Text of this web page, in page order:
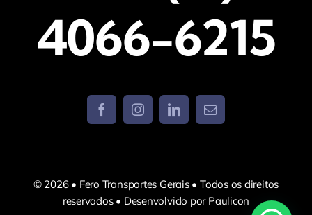
4066-6215
© 2026 • Fero Transportes Gerais • Todos os direitos
reservados • Desenvolvido por Paulicon